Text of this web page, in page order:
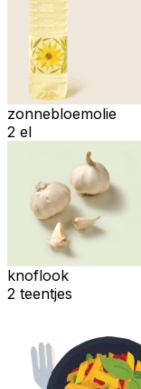
zonnebloemolie
2 el
knoflook
2 teentjes